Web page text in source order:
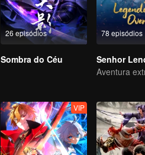
26 episódios
Sombra do Céu
78 episódios
Senhor
VIP